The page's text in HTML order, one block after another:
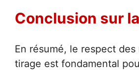
Conclusion sur
En résumé, le respect des
tirage est fondamental